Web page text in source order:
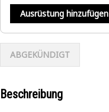
Ausrüstung hinzufügen
ABGEKÜNDIGT
Beschreibung